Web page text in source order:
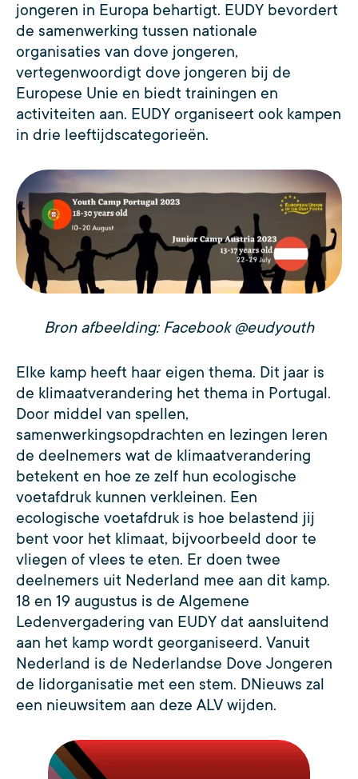
jongeren in Europa behartigt. EUDY bevordert
de samenwerking tussen nationale
organisaties van dove jongeren,
vertegenwoordigt dove jongeren bij de
Europese Unie en biedt trainingen en
activiteiten aan. EUDY organiseert ook kampen
in drie leeftijdscategorieën.
Bron afbeelding: Facebook @eudyouth
Elke kamp heeft haar eigen thema. Dit jaar is
de klimaatverandering het thema in Portugal.
Door middel van spellen,
samenwerkingsopdrachten en lezingen leren
de deelnemers wat de klimaatverandering
betekent en hoe ze zelf hun ecologische
voetafdruk kunnen verkleinen. Een
ecologische voetafdruk is hoe belastend jij
bent voor het klimaat, bijvoorbeeld door te
vliegen of vlees te eten. Er doen twee
deelnemers uit Nederland mee aan dit kamp.
18 en 19 augustus is de Algemene
Ledenvergadering van EUDY dat aansluitend
aan het kamp wordt georganiseerd. Vanuit
Nederland is de Nederlandse Dove Jongeren
de lidorganisatie met een stem. DNieuws zal
een nieuwsitem aan deze ALV wijden.